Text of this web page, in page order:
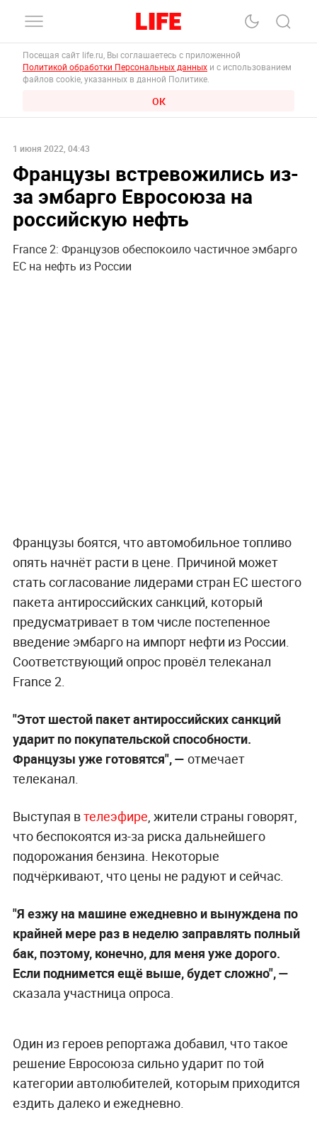
Посещая сайт life.ru, Вы соглашаетесь с приложенной
Политикой обработки Персональных данных и с использованием
файлов cookie, указанных в данной Политике.
ОК
1 июня 2022, 04:43
Французы встревожились из-
за эмбарго Евросоюза на
российскую нефть
France 2: Французов обеспокоило частичное эмбарго
ЕС на нефть из России
Французы боятся, что автомобильное топливо
опять начнёт расти в цене. Причиной может
стать согласование лидерами стран ЕС шестого
пакета антироссийских санкций, который
предусматривает в том числе постепенное
введение эмбарго на импорт нефти из России.
Соответствующий опрос провёл телеканал
France 2.
"Этот шестой пакет антироссийских санкций
ударит по покупательской способности.
Французы уже готовятся",— отмечает
телеканал.
Выступая втелеэфире , жители страны говорят,
что беспокоятся из-за риска дальнейшего
подорожания бензина. Некоторые
подчёркивают, что цены не радуют и сейчас.
"Я езжу на машине ежедневно и вынуждена по
крайней мере раз в неделю заправлять полный
бак, поэтому, конечно, для меня уже дорого.
Если поднимется ещё выше, будет сложно",—
сказала участница опроса.
Один из героев репортажа добавил, что такое
решение Евросоюза сильно ударит по той
категории автолюбителей, которым приходится
ездить далеко и ежедневно.